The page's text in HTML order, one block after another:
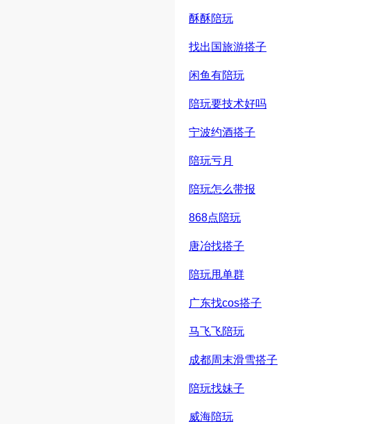
酥酥陪玩
找出国旅游搭子
闲鱼有陪玩
陪玩要技术好吗
宁波约酒搭子
陪玩亏月
陪玩怎么带报
868点陪玩
唐冶找搭子
陪玩甩单群
广东找cos搭子
马飞飞陪玩
成都周末滑雪搭子
陪玩找妹子
威海陪玩